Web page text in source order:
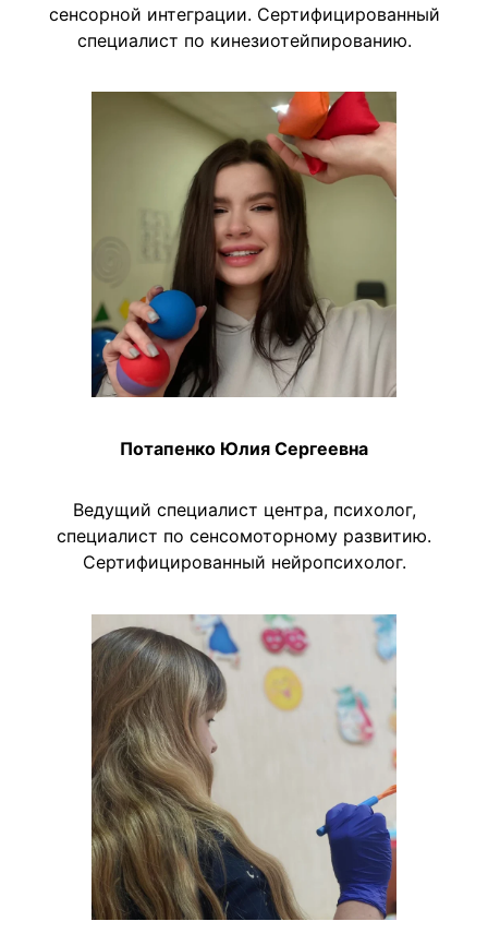
сенсорной интеграции. Сертифицированный
специалист по кинезиотейпированию.
Потапенко Юлия Сергеевна
Ведущий специалист центра, психолог,
специалист по сенсомоторному развитию.
Сертифицированный нейропсихолог.